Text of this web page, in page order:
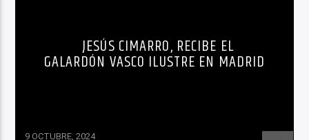
JESÚS CIMARRO, RECIBE EL
GALARDÓN VASCO ILUSTRE EN MADRID
9 OCTUBRE, 2024